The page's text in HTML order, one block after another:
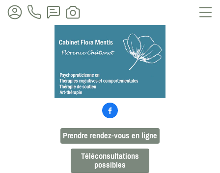

Prendre rendez-vous en ligne
Téléconsultations
possibles